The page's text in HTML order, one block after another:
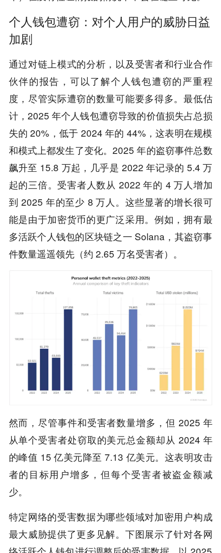
个人钱包遭窃：对个人用户的威胁日益
加剧
通过对链上模式的分析，以及受害者和行业合作
伙伴的报告，可以了解个人钱包遭窃的严重程
度，尽管实际遭窃的数量可能要多得多。最低估
计，2025 年个人钱包遭窃导致的价值损失占总损
失的 20%，低于 2024 年的 44%，这表明在规模
和模式上都发生了变化。2025 年的盗窃事件总数
飙升至 15.8 万起，几乎是 2022 年记录的 5.4 万
起的三倍。受害者人数从 2022 年的 4 万人增加
到 2025 年的至少 8 万人。这些显著的增长很可
能是由于加密货币的更广泛采用。例如，拥有最
多活跃个人钱包的区块链之一 Solana，其盗窃事
件数量遥遥领先（约 2.65 万名受害者）。
然而，尽管事件和受害者数量增多，但 2025 年
从单个受害者处窃取的美元总金额却从 2024 年
的峰值 15 亿美元降至 7.13 亿美元。这表明攻击
者的目标用户增多，但每个受害者被盗金额减
少。
特定网络的受害数据为哪些领域对加密用户构成
最大威胁提供了更多见解。下图展示了针对各网